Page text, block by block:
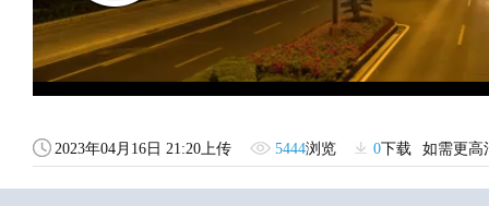
2023年04月16日 21:20上传 5444浏览 0下载 如需更高